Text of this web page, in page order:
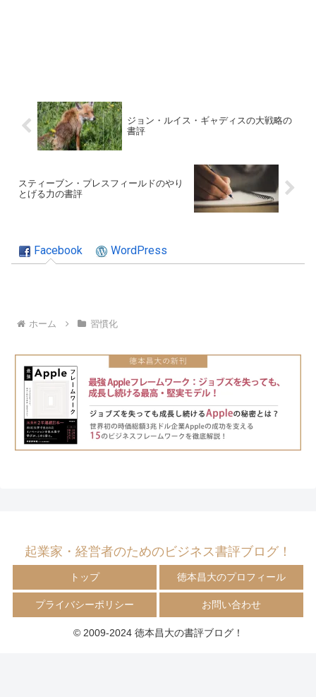
ジョン・ルイス・ギャディスの大戦略の
書評
スティーブン・プレスフィールドのやり
とげる力の書評
Facebook WordPress
ホーム 習慣化
起業家・経営者のためのビジネス書評ブログ！
トップ 徳本昌大のプロフィール
プライバシーポリシー お問い合わせ
© 2009-2024 徳本昌大の書評ブログ！